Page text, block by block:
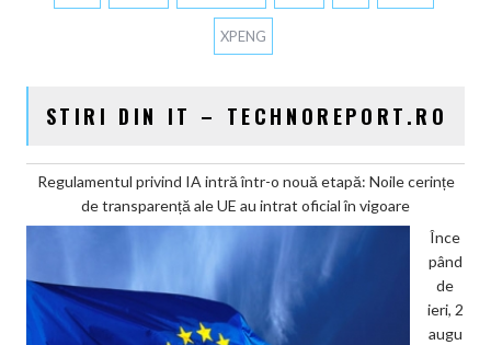
XPENG
STIRI DIN IT – TECHNOREPORT.RO
Regulamentul privind IA intră într-o nouă etapă: Noile cerințe
de transparență ale UE au intrat oficial în vigoare
Înce
pând
de
ieri, 2
augu